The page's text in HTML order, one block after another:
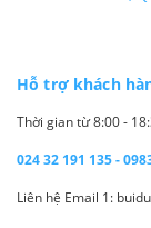
Hỗ trợ khách
Thời gian từ 8:00 -
024 32 191 135 -
Liên hệ Email 1: